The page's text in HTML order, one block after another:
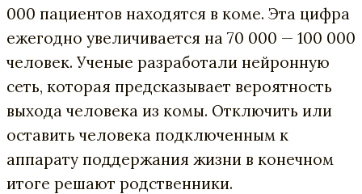
000 пациентов находятся в коме. Эта цифра
ежегодно увеличивается на 70 000 — 100 000
человек. Ученые разработали нейронную
сеть, которая предсказывает вероятность
выхода человека из комы. Отключить или
оставить человека подключенным к
аппарату поддержания жизни в конечном
итоге решают родственники.